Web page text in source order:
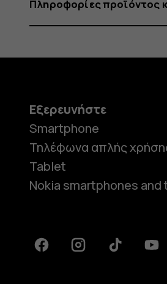
Πληροφορίες προϊόντος
Εξερευνήστε
Smartphone
Τηλέφωνα απλής
Tablet
Nokia smartphones
FacebookInstagramTiktok